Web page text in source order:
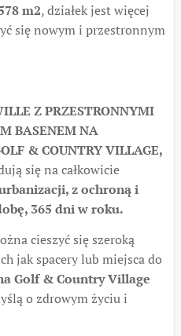
m2, działek jest więcej
się nowym i przestronnym
Z PRZESTRONNYMI
BASENEM NA
& COUNTRY VILLAGE,
się na całkowicie
z ochroną i
365 dni w roku.
cieszyć się szeroką
jak spacery lub miejsca do
Golf & Country Village
o zdrowym życiu i